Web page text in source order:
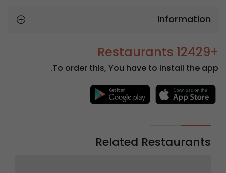
Information
+12429 Restaurants
To order this, You have to install the app.
Related Restaurants